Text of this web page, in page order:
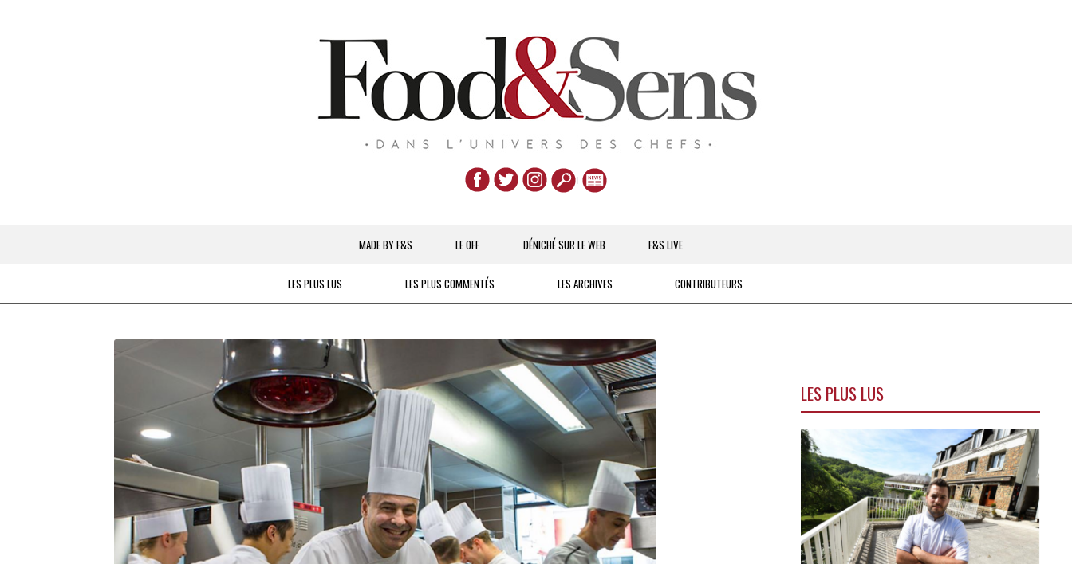
Aller
au
contenu
MADE BY F&S
CHEFS & ACTUALITÉS
DESTIN DE FEMME
V…DE VOYAGE
LE OFF DÉNICHÉ SUR LE WEB F&S LIVE
LES PLUS LUS LES PLUS COMMENTÉS LES ARCHIVES
DEPUIS 2016
CONTRIBUTEURS
LES PLUS LUS